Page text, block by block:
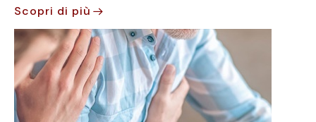
Scopri di più